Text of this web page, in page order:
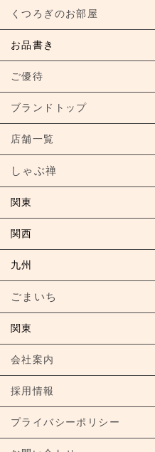
くつろぎのお部屋
お品書き
ご優待
ブランドトップ
店舗一覧
しゃぶ禅
関東
関西
九州
ごまいち
関東
会社案内
採用情報
プライバシーポリシー